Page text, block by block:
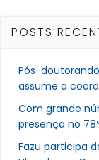
POSTS
Pós-
assume a
Com grande
presença no
Fazu participa